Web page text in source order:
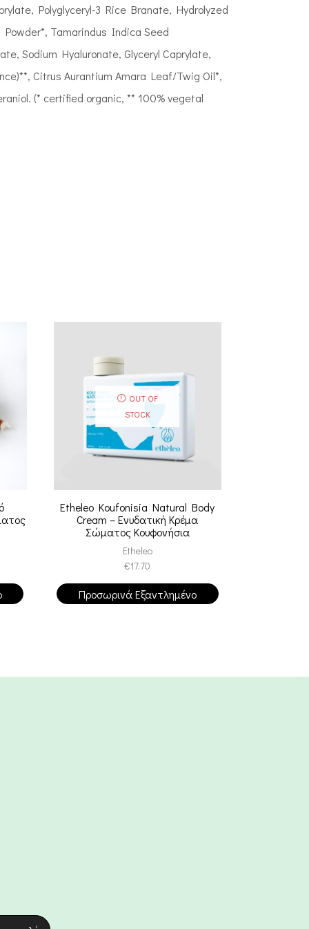
Polyglyceryl-3 Rice Branate, Hydrolyzed
Tamarindus Indica Seed
Sodium Hyaluronate, Glyceryl Caprylate,
Citrus Aurantium Amara Leaf/Twig Oil*,
(* certified organic, ** 100% vegetal
OUT OF
STOCK
Etheleo Koufonisia Natural Body
Cream – Ενυδατική Κρέμα
Σώματος Κουφονήσια
Etheleo
€17.70
Προσωρινά Εξαντλημένο